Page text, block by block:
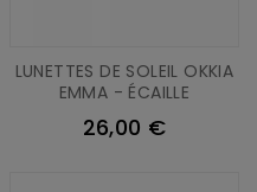
LUNETTES DE SOLEIL OKKIA
EMMA - ÉCAILLE
26,00 €